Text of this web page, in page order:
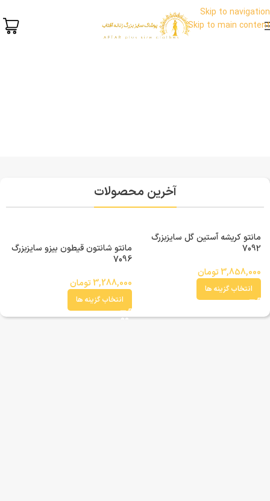
Skip to navigation
Skip to main content
آخرین محصولات
مانتو کریشه آستین گل سایزبزرگ
7092
3,858,000تومان
انتخاب گزینه ها
مانتو شانتون قیطون بیزو سایزبزرگ
7096
3,288,000تومان
انتخاب گزینه ها